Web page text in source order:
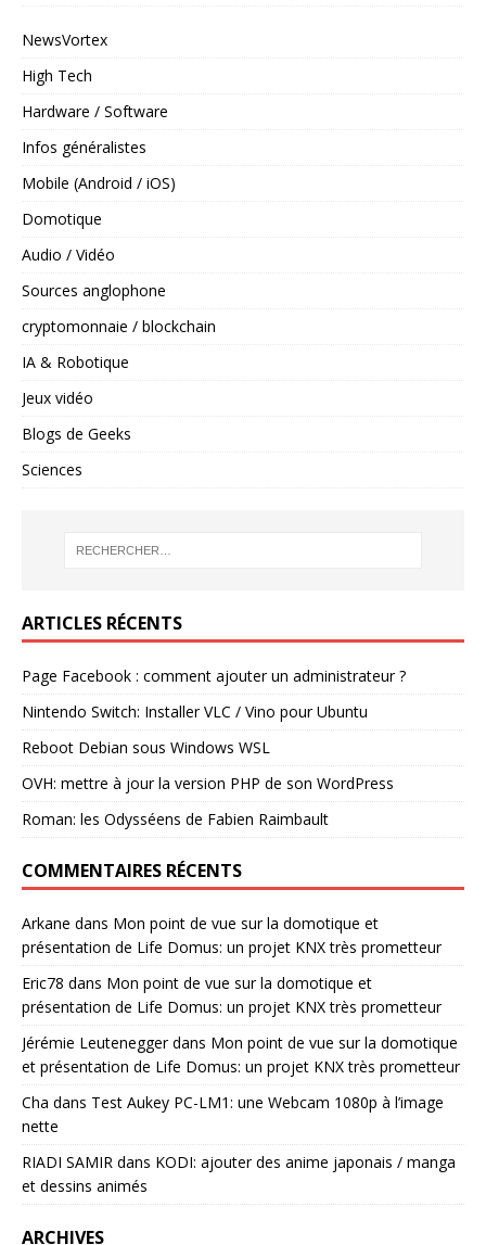
NewsVortex
High Tech
Hardware / Software
Infos généralistes
Mobile (Android / iOS)
Domotique
Audio / Vidéo
Sources anglophone
cryptomonnaie / blockchain
IA & Robotique
Jeux vidéo
Blogs de Geeks
Sciences
ARTICLES RÉCENTS
Page Facebook : comment ajouter un administrateur ?
Nintendo Switch: Installer VLC / Vino pour Ubuntu
Reboot Debian sous Windows WSL
OVH: mettre à jour la version PHP de son WordPress
Roman: les Odysséens de Fabien Raimbault
COMMENTAIRES RÉCENTS
Arkane dans Mon point de vue sur la domotique et
présentation de Life Domus: un projet KNX très prometteur
Eric78 dans Mon point de vue sur la domotique et
présentation de Life Domus: un projet KNX très prometteur
Jérémie Leuteneggerdans Mon point de vue sur la domotique
et présentation de Life Domus: un projet KNX très prometteur
Cha dans Test Aukey PC-LM1: une Webcam 1080p à l’image
nette
RIADI SAMIR dans KODI: ajouter des anime japonais / manga
et dessins animés
ARCHIVES